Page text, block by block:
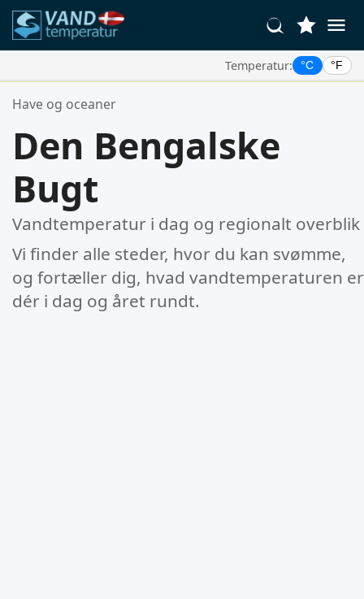
Temperatur: °C °F
Dine Foretrukne Steder:
Have og oceaner
Den Bengalske
Bugt
Vandtemperatur i dag og regionalt overblik
Vi finder alle steder, hvor du kan svømme,
og fortæller dig, hvad vandtemperaturen er
dér i dag og året rundt.